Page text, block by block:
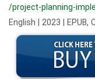
/project-planning-
English | 2023 | EPUB,